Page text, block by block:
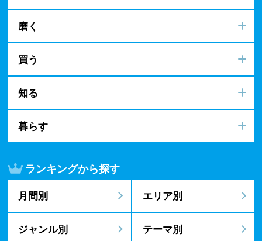
磨く
買う
知る
暮らす
ランキングから探す
月間別 エリア別
ジャンル別 テーマ別